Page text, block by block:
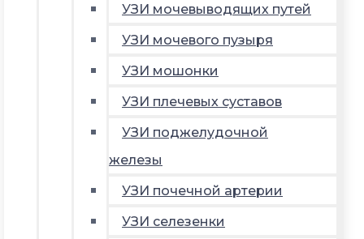
УЗИ мочевыводящих путей
УЗИ мочевого пузыря
УЗИ мошонки
УЗИ плечевых суставов
УЗИ поджелудочной
железы
УЗИ почечной артерии
УЗИ селезенки